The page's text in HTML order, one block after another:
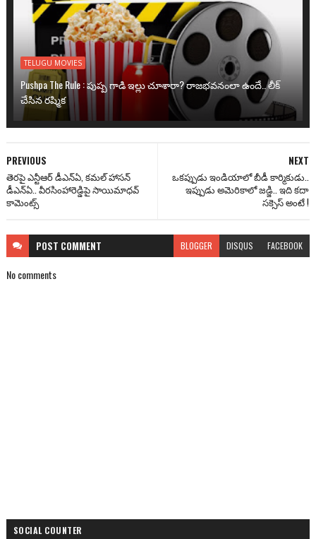
TELUGU MOVIES
Pushpa The Rule : పుష్ప గాడి ఇల్లు చూశారా? రాజభవనంలా ఉందే.. లీక్
చేసిన రష్మిక
NEXT
ఒకప్పుడు ఇండియాలో బీడీ కార్మికుడు..
ఇప్పుడు అమెరికాలో జడ్జి.. ఇది కదా
సక్సెస్ అంటే !
PREVIOUS
తెరపై ఎన్టీఆర్ డీఎన్‌ఏ, కమల్ హాసన్
డీఎన్‌ఏ.. వీరసింహారెడ్డిపై సాయిమాధవ్
కామెంట్స్
POST COMMENT BLOGGER DISQUS FACEBOOK
No comments
SOCIAL COUNTER